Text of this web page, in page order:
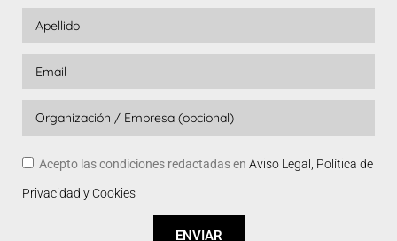
Acepto las condiciones redactadas en Aviso Legal, Política de
Privacidad y Cookies
ENVIAR